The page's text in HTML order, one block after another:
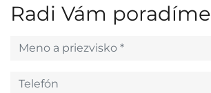
Radi Vám poradíme